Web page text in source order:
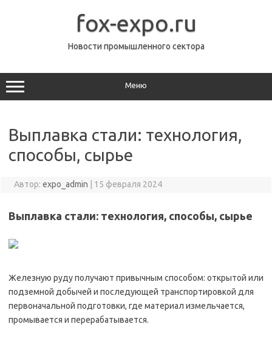
fox-expo.ru
Новости промышленного сектора
Меню
Выплавка стали: технология,
способы, сырье
Автор: expo_admin 15 февраля 2024
Выплавка стали: технология, способы, сырье
Железную руду получают привычным способом: открытой или
подземной добычей и последующей транспортировкой для
первоначальной подготовки, где материал измельчается,
промывается и перерабатывается.